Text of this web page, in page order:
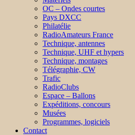
OC – Ondes courtes
Pays DXCC
Philatélie
RadioAmateurs France
Technique, antennes
Technique, UHF et hypers
Technique, montages
Télégraphie, CW
Trafic
RadioClubs
Espace – Ballons
Expéditions, concours
Musées
Programmes, logiciels
Contact